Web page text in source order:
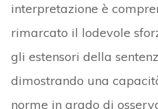
interpretazione è
rimarcato il lodevole
gli estensori della
dimostrando una
norme in grado di